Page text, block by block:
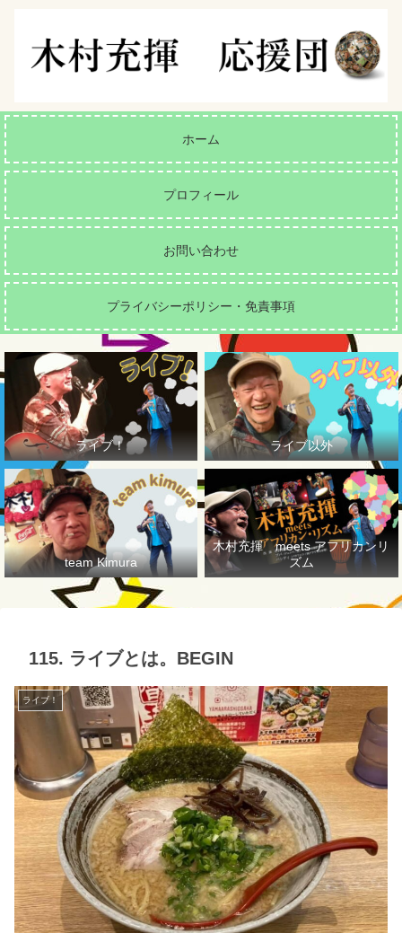
ホーム
プロフィール
お問い合わせ
プライバシーポリシー・免責事項
ライブ！ ライブ以外
team Kimura
木村充揮 meets アフリカンリ
ズム
115. ライブとは。BEGIN
ライブ！